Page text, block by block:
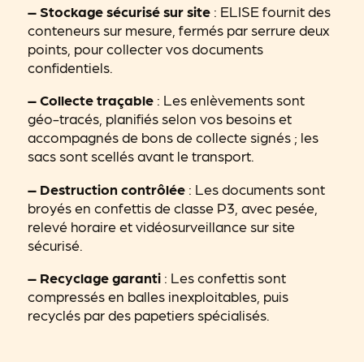
– Stockage sécurisé sur site: ELISE fournit des
conteneurs sur mesure, fermés par serrure deux
points, pour collecter vos documents
confidentiels.
– Collecte traçable: Les enlèvements sont
géo-tracés, planifiés selon vos besoins et
accompagnés de bons de collecte signés ; les
sacs sont scellés avant le transport.
– Destruction contrôlée: Les documents sont
broyés en confettis de classe P3, avec pesée,
relevé horaire et vidéosurveillance sur site
sécurisé.
– Recyclage garanti: Les confettis sont
compressés en balles inexploitables, puis
recyclés par des papetiers spécialisés.